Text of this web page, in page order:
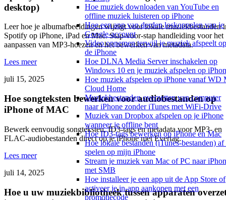
Hoe muziek downloaden van YouTube en
offline muziek luisteren op iPhone
Hoe een app van derden loskoppelen van je
Google-account
Video opnemen terwijl je muziek afspeelt op
de iPhone
Hoe DLNA Media Server inschakelen op
Windows 10 en je muziek afspelen op
Hoe muziek afspelen op iPhone vanaf WD
Cloud Home
Muziekbestanden overzetten van computer
naar iPhone zonder iTunes met WiFi-Drive
Muziek van Dropbox afspelen op je iPhone
wanneer je offline bent
Hoe ID3-tags bewerken op iPhone en Mac
Hoe lokale bestanden (iTunes-bestanden) af
spelen op mijn iPhone
Stream je muziek van Mac of PC naar
met SMB
Hoe installeer je een app uit de App Store of
activeer je in-app aankopen met een
promotiecode
desktop)
Leer hoe je albumafbeeldingen wijzigt voor lokale muziekbestanden
Spotify op iPhone, iPad en Mac. Stap-voor-stap handleiding voor het
aanpassen van MP3-hoezen en het bewerken van metadata.
Lees meer
juli 15, 2025
Hoe songteksten bewerken voor audiobestanden op
iPhone of MAC
Bewerk eenvoudig songteksten, ID3-tags en metadata voor MP3- en
FLAC-audiobestanden direct op je iPhone met Evertag.
Lees meer
juli 14, 2025
Hoe u uw muziekbibliotheek tussen apparaten